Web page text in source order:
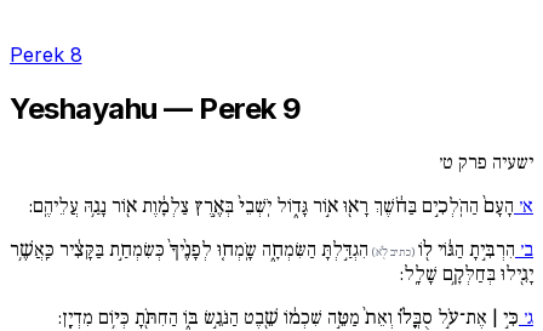
Perek 8
Yeshayahu — Perek 9
ישעיה פרק ט׳
א׳ הָעָם֙ הַהֹֽלְכִ֣ים בַּחֹ֔שֶׁךְ רָא֖וּ א֣וֹר גָּד֑וֹל יֹֽשְׁבֵי֙ בְּאֶ֣רֶץ צַלְמָ֔וֶת א֖וֹר נָגַ֥הּ עֲלֵיהֶֽם:
ב׳ הִרְבִּ֣יתָ הַגּ֔וֹי ל֖וֹ (כתיב לֹ֖א) הִגְדַּ֣לְתָּ הַשִּׂמְחָ֑ה שָֹֽמְח֚וּ לְפָנֶ֙יךָ֙ כְּשִׂמְחַ֣ת בַּקָּצִ֔יר כַּֽאֲשֶׁ֥ר
יָגִ֖ילוּ בְּחַלְּקָ֥ם שָׁלָֽל:
ג׳ כִּ֣י | אֶת־עֹ֣ל סֻבֳּל֗וֹ וְאֵת֙ מַטֵּ֣ה שִׁכְמ֔וֹ שֵׁ֖בֶט הַנֹּגֵ֣שׂ בּ֑וֹ הַחִתֹּ֖תָ כְּי֥וֹם מִדְיָֽן: